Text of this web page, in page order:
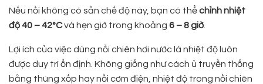
Nếu nồi không có sẵn chế độ này, bạn có thểchỉnh nhiệt
độ 40 – 42°Cvà hẹn giờ trong khoảng 6 – 8 giờ
Lợi ích của việc dùng nồi chiên hơi nước là nhiệt độ luôn
được duy trì ổn định. Không giống như cách ủ truyền thống
bằng thùng xốp hay nồi cơm điện, nhiệt độ trong nồi chiên